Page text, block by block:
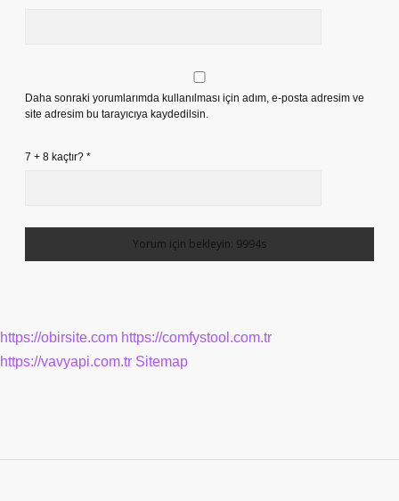
Daha sonraki yorumlarımda kullanılması için adım, e-posta adresim ve
site adresim bu tarayıcıya kaydedilsin.
7 + 8 kaçtır? *
https://obirsite.com https://comfystool.com.tr
https://vavyapi.com.tr Sitemap